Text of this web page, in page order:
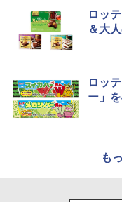
ロッ
＆大
ロッ
ー」
も